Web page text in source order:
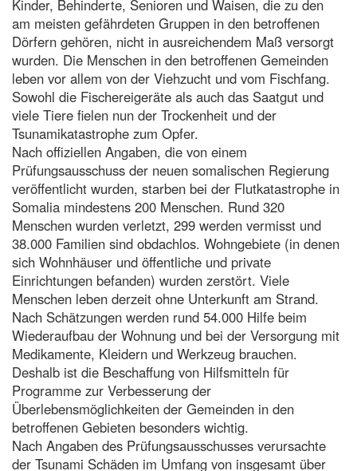
Kinder, Behinderte, Senioren und Waisen, die zu den
am meisten gefährdeten Gruppen in den betroffenen
Dörfern gehören, nicht in ausreichendem Maß versorgt
wurden. Die Menschen in den betroffenen Gemeinden
leben vor allem von der Viehzucht und vom Fischfang.
Sowohl die Fischereigeräte als auch das Saatgut und
viele Tiere fielen nun der Trockenheit und der
Tsunamikatastrophe zum Opfer.
Nach offiziellen Angaben, die von einem
Prüfungsausschuss der neuen somalischen Regierung
veröffentlicht wurden, starben bei der Flutkatastrophe in
Somalia mindestens 200 Menschen. Rund 320
Menschen wurden verletzt, 299 werden vermisst und
38.000 Familien sind obdachlos. Wohngebiete (in denen
sich Wohnhäuser und öffentliche und private
Einrichtungen befanden) wurden zerstört. Viele
Menschen leben derzeit ohne Unterkunft am Strand.
Nach Schätzungen werden rund 54.000 Hilfe beim
Wiederaufbau der Wohnung und bei der Versorgung mit
Medikamente, Kleidern und Werkzeug brauchen.
Deshalb ist die Beschaffung von Hilfsmitteln für
Programme zur Verbesserung der
Überlebensmöglichkeiten der Gemeinden in den
betroffenen Gebieten besonders wichtig.
Nach Angaben des Prüfungsausschusses verursachte
der Tsunami Schäden im Umfang von insgesamt über